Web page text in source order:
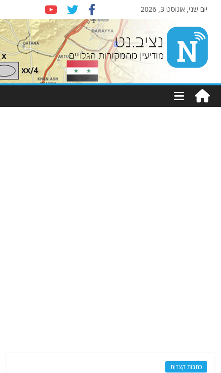
יום שני, אוגוסט 3, 2026
Nziv.net
מודיעין
מהמקורות
כתבות קצרות